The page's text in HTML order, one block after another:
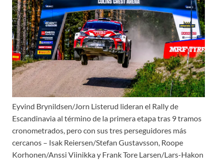
Eyvind Brynildsen/Jorn Listerud lideran el Rally de
Escandinavia al término de la primera etapa tras 9 tramos
cronometrados, pero con sus tres perseguidores más
cercanos – Isak Reiersen/Stefan Gustavsson, Roope
Korhonen/Anssi Viinikka y Frank Tore Larsen/Lars-Hakon